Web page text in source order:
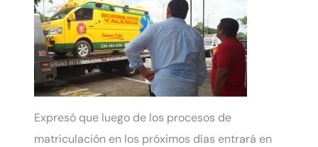
Expresó que luego de los procesos de
matriculación en los próximos días entrará en